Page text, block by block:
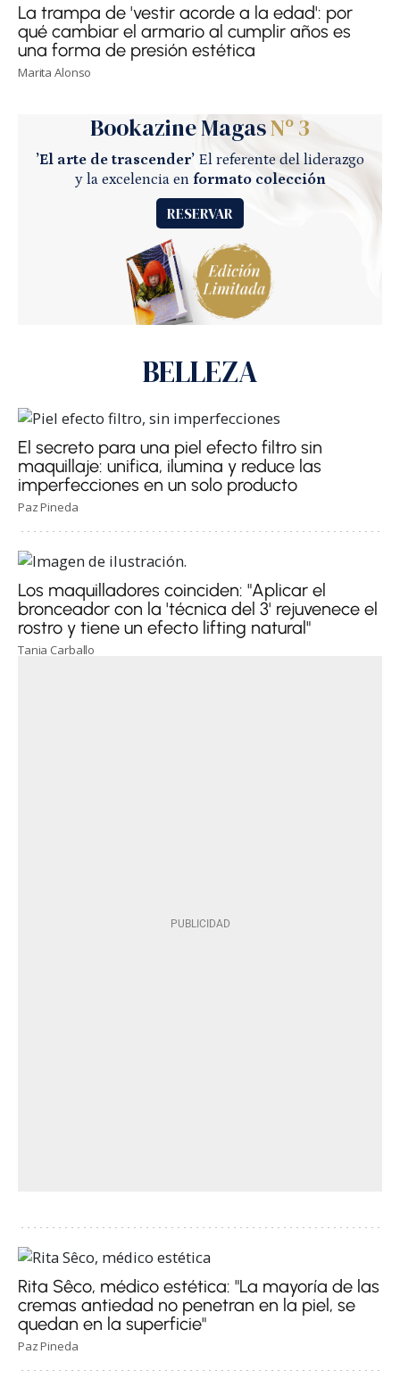
La trampa de 'vestir acorde a la edad': por
qué cambiar el armario al cumplir años es
una forma de presión estética
Marita Alonso
Bookazine MagasNº 3
’El arte de trascender’ El referente del liderazgo
y la excelencia en formato colección
RESERVAR
BELLEZA
El secreto para una piel efecto filtro sin
maquillaje: unifica, ilumina y reduce las
imperfecciones en un solo producto
Paz Pineda
Los maquilladores coinciden: "Aplicar el
bronceador con la 'técnica del 3' rejuvenece el
rostro y tiene un efecto lifting natural"
Tania Carballo
Rita Sêco, médico estética: "La mayoría de las
cremas antiedad no penetran en la piel, se
quedan en la superficie"
Paz Pineda